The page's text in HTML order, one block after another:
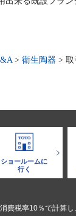
> 衛生陶器 > 取
ショールームに
行く
費税率10％で計算し